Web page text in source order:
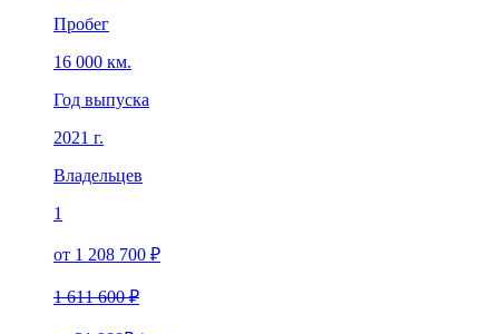
Пробег
16 000 км.
Год выпуска
2021 г.
Владельцев
1
от 1 208 700 ₽
1 611 600 ₽